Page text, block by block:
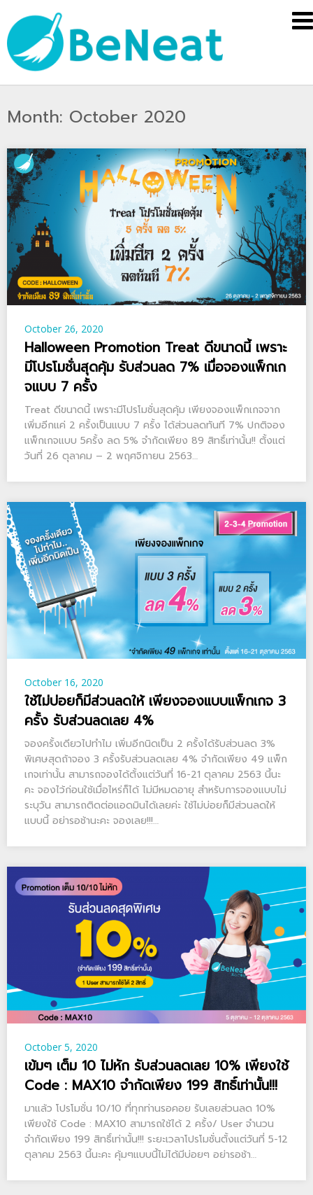
Skip
content
Month: October 2020
October 26, 2020
Halloween Promotion Treat ดีขนาดนี้ เพราะ
มีโปรโมชั่นสุดคุ้ม รับส่วนลด 7% เมื่อจองแพ็กเก
จแบบ 7 ครั้ง
Treat ดีขนาดนี้ เพราะมีโปรโมชั่นสุดคุ้ม เพียงจองแพ็กเกจจาก
เพิ่มอีกแค่ 2 ครั้งเป็นแบบ 7 ครั้ง ได้ส่วนลดทันที 7% ปกติจอง
แพ็กเกจแบบ 5ครั้ง ลด 5% จำกัดเพียง 89 สิทธิ์เท่านั้น!! ตั้งแต่
วันที่ 26 ตุลาคม – 2 พฤศจิกายน 2563…
October 16, 2020
ใช้ไม่บ่อยก็มีส่วนลดให้ เพียงจองแบบแพ็กเกจ 3
ครั้ง รับส่วนลดเลย 4%
จองครั้งเดียวไปทำไม เพิ่มอีกนิดเป็น 2 ครั้งได้รับส่วนลด 3%
พิเศษสุดถ้าจอง 3 ครั้งรับส่วนลดเลย 4% จำกัดเพียง 49 แพ็ก
เกจเท่าน้้น สามารถจองได้ตั้งแต่วันที่ 16-21 ตุลาคม 2563 นี้นะ
คะ จองไว้ก่อนใช้เมื่อไหร่ก็ได้ ไม่มีหมดอายุ สำหรับการจองแบบไม่
ระบุวัน สามารถติดต่อแอดมินได้เลยค่ะ ใช้ไม่บ่อยก็มีส่วนลดให้
แบบนี้ อย่ารอช้านะคะ จองเลย!!!…
October 5, 2020
เข้มๆ เต็ม 10 ไม่หัก รับส่วนลดเลย 10% เพียงใช้
Code : MAX10 จำกัดเพียง 199 สิทธิ์เท่านั้น!!!
มาแล้ว โปรโมชั่น 10/10 ที่ทุกท่านรอคอย รับเลยส่วนลด 10%
เพียงใช้ Code : MAX10 สามารถใช้ได้ 2 ครั้ง/ User จำนวน
จำกัดเพียง 199 สิทธิ์เท่านั้น!!! ระยะเวลาโปรโมชั่นตั้งแต่วันที่ 5-12
ตุลาคม 2563 นี้นะคะ คุ้มๆแบบนี้ไม่ได้มีบ่อยๆ อย่ารอช้า…